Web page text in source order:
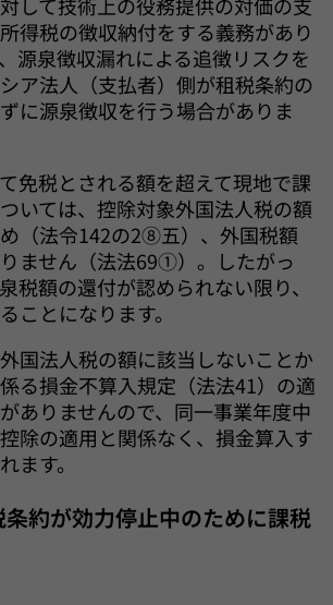
して技術上の役務提供の対価の支
得税の徴収納付をする義務があり
源泉徴収漏れによる追徴リスクを
ア法人（支払者）側が租税条約の
に源泉徴収を行う場合がありま
免税とされる額を超えて現地で課
いては、控除対象外国法人税の額
（法令142の2⑧五）、外国税額
ません（法法69①）。したがっ
税額の還付が認められない限り、
ことになります。
国法人税の額に該当しないことか
る損金不算入規定（法法41）の適
ありませんので、同一事業年度中
除の適用と関係なく、損金算入す
ます。
条約が効力停止中のために課税